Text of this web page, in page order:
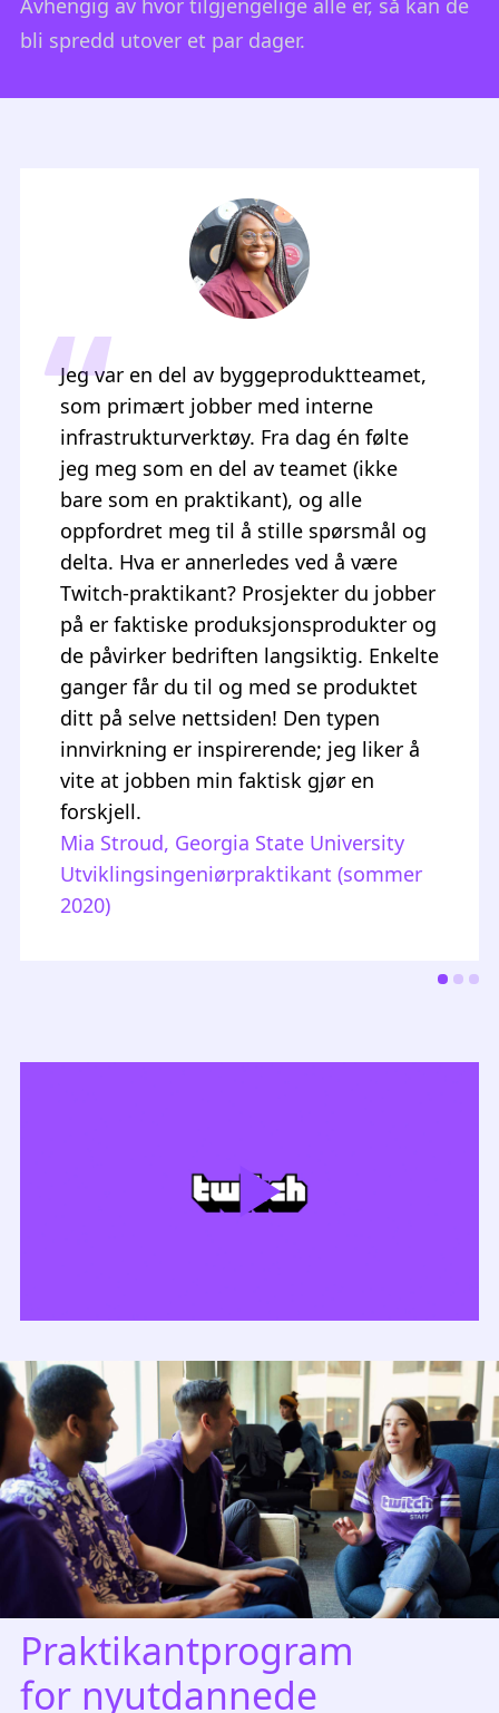
Avhengig av hvor tilgjengelige alle er, så kan de
bli spredd utover et par dager.
Jeg lærte meg å gå utenfor
komfortsonen. Til syvende og sist, så
betyr det at du lærer og blir bedre når
du går utenfor komfortsonen. Teamet
og mentoren min gav meg alltid støtte,
og de var villige til å sette seg ned å se
nærmere på ting sammen med meg.
Twitch sitt sammenflettede fellesskap
gjelder også praktikantprogrammet.
Jeg likte å bli kjent med andre folk i
gruppen min. Det er ni måneder siden
jeg begynte å jobbe heltid hos Twitch,
og jeg snakker fortsatt med venner fra
gruppen min om de tingene vi har delt
som praktikanter og ansatte.
Iris Manriquez, California State
University, Monterey Bay
Praktikant hos